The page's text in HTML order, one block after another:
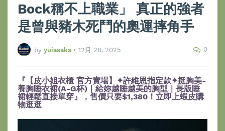
Bock稱不上職業」 真正的強者
是曾與豬木死鬥的奧運摔角手
by yuiasaka • 12月 28, 2025 0
『【皮小姐衣櫃 官方賣場】✦許維恩指定款✦挺胸美-
養胸睡衣裙(A-G杯)｜給妳越睡越美的胸型｜長版睡
裙輕鬆直接單穿』，售價只要$1,380！立即上蝦皮購
物逛逛